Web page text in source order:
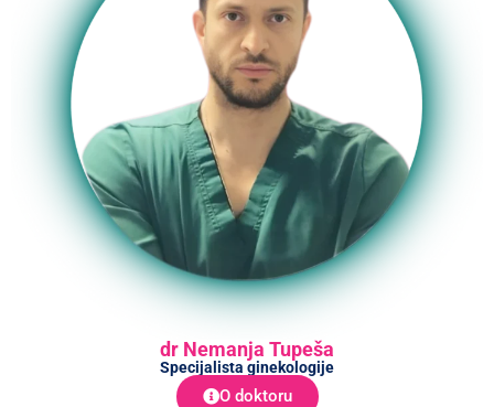
dr Nemanja Tupeša
Specijalista ginekologije
O doktoru